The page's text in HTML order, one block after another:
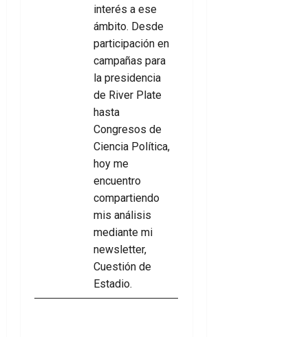
interés a ese
ámbito. Desde
participación en
campañas para
la presidencia
de River Plate
hasta
Congresos de
Ciencia Política,
hoy me
encuentro
compartiendo
mis análisis
mediante mi
newsletter,
Cuestión de
Estadio.